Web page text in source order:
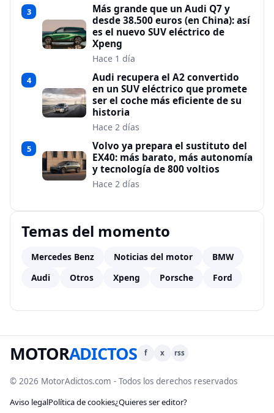
3
Más grande que un Audi Q7 y
desde 38.500 euros (en China): así
es el nuevo SUV eléctrico de
Xpeng
Hace 1 día
4
Audi recupera el A2 convertido
en un SUV eléctrico que promete
ser el coche más eficiente de su
historia
Hace 2 días
5
Volvo ya prepara el sustituto del
EX40: más barato, más autonomía
y tecnología de 800 voltios
Hace 2 días
Temas del momento
Mercedes Benz Noticias del motor
BMW
Audi
Otros Xpeng Porsche Ford
MOTORADICTOS f x rss
© 2026 MotorAdictos.com - Todos los derechos reservados
Aviso legalPolítica de cookies¿Quieres ser editor?